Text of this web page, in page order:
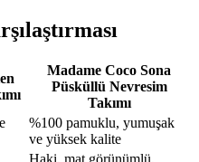
Madame Coco Sona
Püsküllü Nevresim
Takımı
%100 pamuklu, yumuşak
ve yüksek kalite